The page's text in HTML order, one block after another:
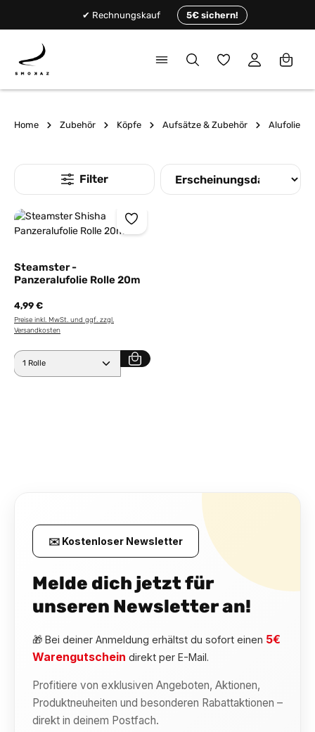
✔ Rechnungskauf 5€ sichern!
Du hast 0
Home Zubehör Köpfe Aufsätze & Zubehör Alufolie
Steamster -
Panzeralufolie Rolle 20m
4,99 €
Preise inkl. MwSt. und ggf. zzgl.
Versandkosten
Produkt Anzahl: Gib den gewünschten Wert ein
✉️ Kostenloser Newsletter
Melde dich jetzt für
unseren Newsletter an!
🎁 Bei deiner Anmeldung erhältst du sofort einen 5€
Warengutschein direkt per E-Mail.
Profitiere von exklusiven Angeboten, Aktionen,
Produktneuheiten und besonderen Rabattaktionen –
direkt in deinem Postfach.